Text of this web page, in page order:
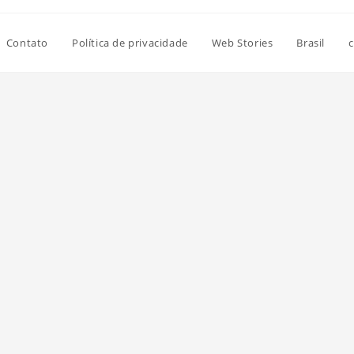
Contato Política de privacidade Web Stories Brasil